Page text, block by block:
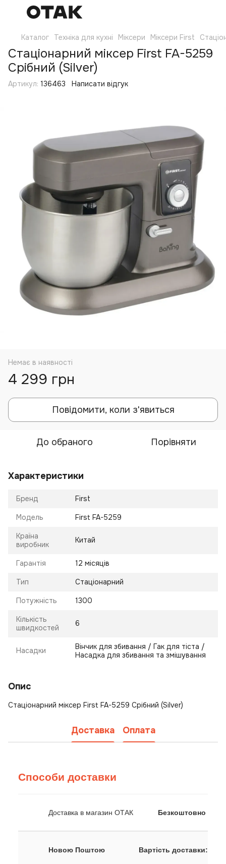
Каталог Техніка для кухні Міксери Міксери First
Стаціонарний міксер First FA-5259
Срібний (Silver)
Артикул: 136463 Написати відгук
Немає в наявності
4 299 грн
Повідомити, коли з'явиться
До обраного Порівняти
Характеристики
Бренд First
Модель First FA-5259
Країна
виробник
Китай
Гарантія 12 місяців
Тип Стаціонарний
Потужність 1300
Кількість
швидкостей
6
Насадки
Вінчик для збивання / Гак для тіста /
Насадка для збивання та змішування
Опис
Стаціонарний міксер First FA-5259 Срібний (Silver)
Доставка Оплата
Способи доставки
Доставка в магазин ОТАК Безкоштовно
Новою Поштою Вартість доставки: